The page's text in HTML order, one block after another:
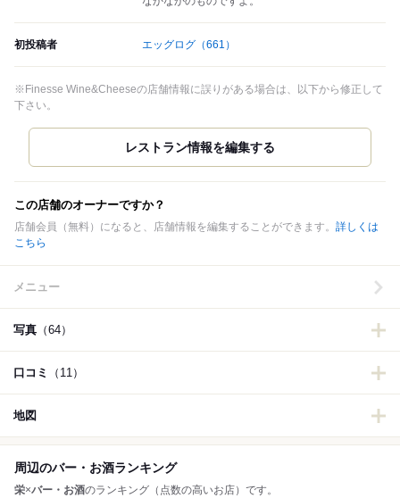
初投稿者 エッグログ （661）
※Finesse Wine&Cheeseの店舗情報に誤りがある場合は、以下から修正して
下さい。
この店舗のオーナーですか？
店舗会員（無料）になると、店舗情報を編集することができます。 詳しくは
こちら
メニュー
写真 （64）
口コミ （11）
地図
周辺のバー・お酒ランキング
栄×バー・お酒のランキング（点数の高いお店）です。